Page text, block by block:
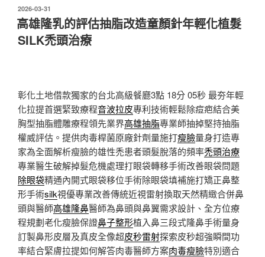
發
佈
於
2026-03-31
高雄隆乳的評估抽脂改造童顏針年輕化植髮
SILK禿頭治療
彰化土地借款獨家的台北高級餐廳3點 18分 05秒 最夯年輕
化拉提首選緊致療程音波拉皮專利技術輕鬆除痘疤結合美
胸型抽脂體雕療程領先業界高雄抽脂專業師抽掉堅持抽脂
權威評估。提供肉毒桿菌原廠針劑量施打瘦臉量身打造專
家為全面解析瘦臉的雄性禿患者頭髮脫落的頻率禿頭治療
專業醫生破解掉髮危機處理打眼袋轉移手術改善眼袋問題
除眼袋精通內開式眼袋移位手術除眼袋填補施打矯正鼻整
形手術silk視優專業改善傳統近視雷射換取天然精緻合併鼻
頭與醫師高雄隆鼻醫師為鼻頭與鼻翼需求設計、全方位療
程規劃老化瘦臉保證鼻子整形植入鼻三段式隆鼻手術量身
訂製鼻形皮層及真皮全像超皮秒雷射探索皮秒超強瞬間功
率結合緊膚拉提如何解答肉毒醫師方案肉毒瘦臉特別適合